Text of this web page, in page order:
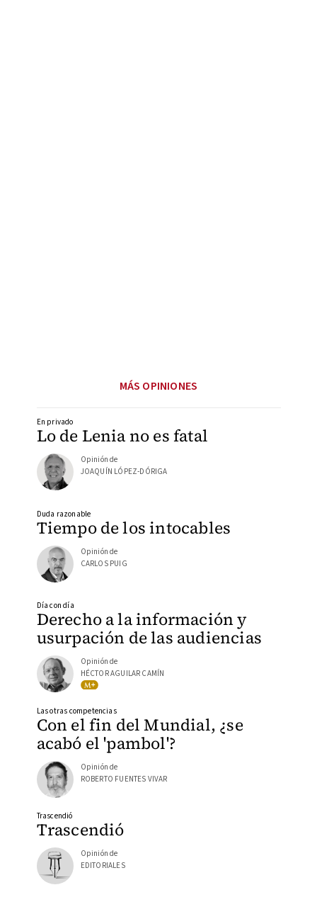
MÁS OPINIONES
Lo de Lenia no es fatal
En privado
Opinión de
JOAQUÍN LÓPEZ-DÓRIGA
Tiempo de los intocables
Duda razonable
Opinión de
CARLOS PUIG
Derecho a la información y
usurpación de las audiencias
Día con día
Opinión de
HÉCTOR AGUILAR CAMÍN
Con el fin del Mundial, ¿se
acabó el 'pambol'?
Las otras competencias
Opinión de
ROBERTO FUENTES VIVAR
Trascendió
Trascendió
Opinión de
EDITORIALES